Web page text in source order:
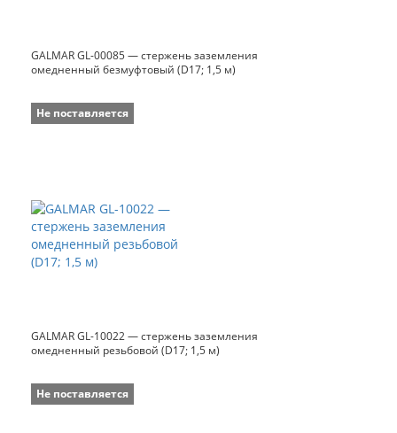
GALMAR GL-00085 — стержень заземления
омедненный безмуфтовый (D17; 1,5 м)
Не поставляется
GALMAR GL-10022 — стержень заземления
омедненный резьбовой (D17; 1,5 м)
Не поставляется